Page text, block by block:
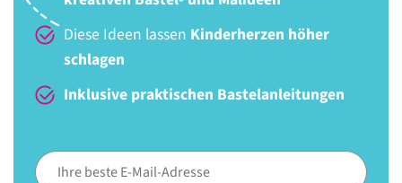
Diese Ideen lassen Kinderherzen höher
schlagen
Inklusive praktischen Bastelanleitungen